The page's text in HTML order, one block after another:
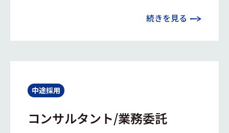
続きを見る
中途採用
コンサルタント/業務委託